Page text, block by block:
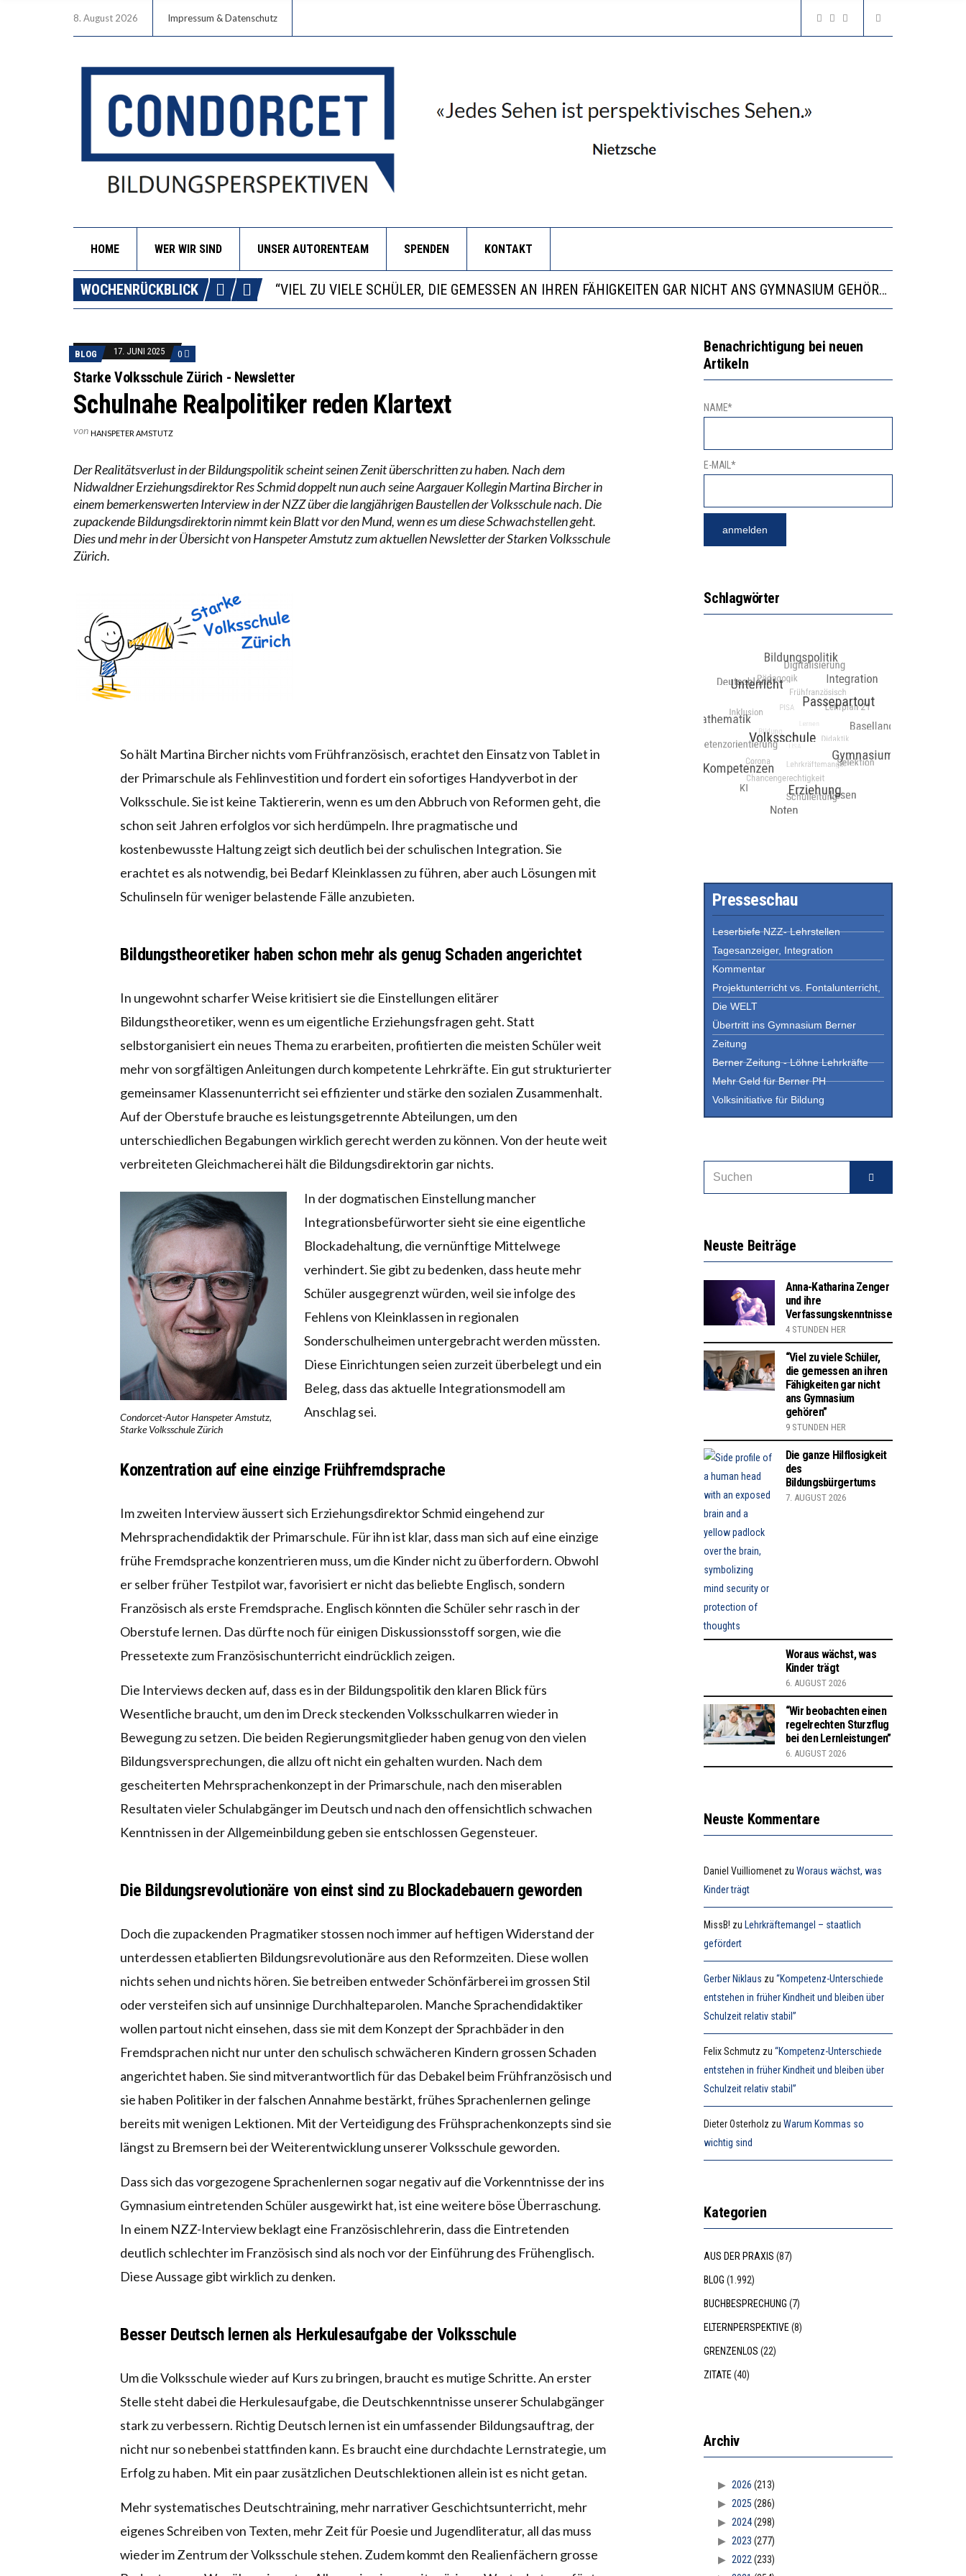
8. August 2026 Impressum & Datenschutz
HOME WER WIR SIND UNSER AUTORENTEAM SPENDEN KONTAKT
WOCHENRÜCKBLICK
“WIR BEOBACHTEN EINEN REGELRECHTEN STURZFLUG BEI DEN LERNLEISTUNGEN”
ANNA-KATHARINA ZENGER UND IHRE VERFASSUNGSKENNTNISSE
“VIEL ZU VIELE SCHÜLER, DIE GEMESSEN AN IHREN FÄHIGKEITEN GAR NICHT ANS GYMNASIUM GEHÖREN”
DIE GANZE HILFLOSIGKEIT DES BILDUNGSBÜRGERTUMS
“WIR BEOBACHTEN EINEN REGELRECHTEN STURZFLUG BEI DEN LERNLEISTUNGEN”
BLOG 17. JUNI 2025 0
Starke Volksschule Zürich - Newsletter
Schulnahe Realpolitiker reden Klartext
von HANSPETER AMSTUTZ
Der Realitätsverlust in der Bildungspolitik scheint seinen Zenit überschritten zu haben. Nach dem
Nidwaldner Erziehungsdirektor Res Schmid doppelt nun auch seine Aargauer Kollegin Martina Bircher in
einem bemerkenswerten Interview in der NZZ über die langjährigen Baustellen der Volksschule nach. Die
zupackende Bildungsdirektorin nimmt kein Blatt vor den Mund, wenn es um diese Schwachstellen geht.
Dies und mehr in der Übersicht von Hanspeter Amstutz zum aktuellen Newsletter der Starken Volksschule
Zürich.
So hält Martina Bircher nichts vom Frühfranzösisch, erachtet den Einsatz von Tablet in
der Primarschule als Fehlinvestition und fordert ein sofortiges Handyverbot in der
Volksschule. Sie ist keine Taktiererin, wenn es um den Abbruch von Reformen geht, die
schon seit Jahren erfolglos vor sich herdümpeln. Ihre pragmatische und
kostenbewusste Haltung zeigt sich deutlich bei der schulischen Integration. Sie
erachtet es als notwendig, bei Bedarf Kleinklassen zu führen, aber auch Lösungen mit
Schulinseln für weniger belastende Fälle anzubieten.
Bildungstheoretiker haben schon mehr als genug Schaden angerichtet
In ungewohnt scharfer Weise kritisiert sie die Einstellungen elitärer
Bildungstheoretiker, wenn es um eigentliche Erziehungsfragen geht. Statt
selbstorganisiert ein neues Thema zu erarbeiten, profitierten die meisten Schüler weit
mehr von sorgfältigen Anleitungen durch kompetente Lehrkräfte. Ein gut strukturierter
gemeinsamer Klassenunterricht sei effizienter und stärke den sozialen Zusammenhalt.
Auf der Oberstufe brauche es leistungsgetrennte Abteilungen, um den
unterschiedlichen Begabungen wirklich gerecht werden zu können. Von der heute weit
verbreiteten Gleichmacherei hält die Bildungsdirektorin gar nichts.
Condorcet-Autor Hanspeter Amstutz,
Starke Volksschule Zürich
In der dogmatischen Einstellung mancher
Integrationsbefürworter sieht sie eine eigentliche
Blockadehaltung, die vernünftige Mittelwege
verhindert. Sie gibt zu bedenken, dass heute mehr
Schüler ausgegrenzt würden, weil sie infolge des
Fehlens von Kleinklassen in regionalen
Sonderschulheimen untergebracht werden müssten.
Diese Einrichtungen seien zurzeit überbelegt und ein
Beleg, dass das aktuelle Integrationsmodell am
Anschlag sei.
Konzentration auf eine einzige Frühfremdsprache
Im zweiten Interview äussert sich Erziehungsdirektor Schmid eingehend zur
Mehrsprachendidaktik der Primarschule. Für ihn ist klar, dass man sich auf eine einzige
frühe Fremdsprache konzentrieren muss, um die Kinder nicht zu überfordern. Obwohl
er selber früher Testpilot war, favorisiert er nicht das beliebte Englisch, sondern
Französisch als erste Fremdsprache. Englisch könnten die Schüler sehr rasch in der
Oberstufe lernen. Das dürfte noch für einigen Diskussionsstoff sorgen, wie die
Pressetexte zum Französischunterricht eindrücklich zeigen.
Die Interviews decken auf, dass es in der Bildungspolitik den klaren Blick fürs
Wesentliche braucht, um den im Dreck steckenden Volksschulkarren wieder in
Bewegung zu setzen. Die beiden Regierungsmitglieder haben genug von den vielen
Bildungsversprechungen, die allzu oft nicht ein gehalten wurden. Nach dem
gescheiterten Mehrsprachenkonzept in der Primarschule, nach den miserablen
Resultaten vieler Schulabgänger im Deutsch und nach den offensichtlich schwachen
Kenntnissen in der Allgemeinbildung geben sie entschlossen Gegensteuer.
Die Bildungsrevolutionäre von einst sind zu Blockadebauern geworden
Doch die zupackenden Pragmatiker stossen noch immer auf heftigen Widerstand der
unterdessen etablierten Bildungsrevolutionäre aus den Reformzeiten. Diese wollen
nichts sehen und nichts hören. Sie betreiben entweder Schönfärberei im grossen Stil
oder versteifen sich auf unsinnige Durchhalteparolen. Manche Sprachendidaktiker
wollen partout nicht einsehen, dass sie mit dem Konzept der Sprachbäder in den
Fremdsprachen nicht nur unter den schulisch schwächeren Kindern grossen Schaden
angerichtet haben. Sie sind mitverantwortlich für das Debakel beim Frühfranzösisch und
sie haben Politiker in der falschen Annahme bestärkt, frühes Sprachenlernen gelinge
bereits mit wenigen Lektionen. Mit der Verteidigung des Frühsprachenkonzepts sind sie
längst zu Bremsern bei der Weiterentwicklung unserer Volksschule geworden.
Dass sich das vorgezogene Sprachenlernen sogar negativ auf die Vorkenntnisse der ins
Gymnasium eintretenden Schüler ausgewirkt hat, ist eine weitere böse Überraschung.
In einem NZZ-Interview beklagt eine Französischlehrerin, dass die Eintretenden
deutlich schlechter im Französisch sind als noch vor der Einführung des Frühenglisch.
Diese Aussage gibt wirklich zu denken.
Besser Deutsch lernen als Herkulesaufgabe der Volksschule
Um die Volksschule wieder auf Kurs zu bringen, braucht es mutige Schritte. An erster
Stelle steht dabei die Herkulesaufgabe, die Deutschkenntnisse unserer Schulabgänger
stark zu verbessern. Richtig Deutsch lernen ist ein umfassender Bildungsauftrag, der
nicht nur so nebenbei stattfinden kann. Es braucht eine durchdachte Lernstrategie, um
Erfolg zu haben. Mit ein paar zusätzlichen Deutschlektionen allein ist es nicht getan.
Mehr systematisches Deutschtraining, mehr narrativer Geschichtsunterricht, mehr
eigenes Schreiben von Texten, mehr Zeit für Poesie und Jugendliteratur, all das muss
wieder im Zentrum der Volksschule stehen. Zudem kommt den Realienfächern grosse
Benachrichtigung bei neuen
Artikeln
NAME*
E-MAIL*
Schlagwörter
Presseschau
Leserbiefe NZZ- Lehrstellen
Tagesanzeiger, Integration
Kommentar
Projektunterricht vs. Fontalunterricht,
Die WELT
Übertritt ins Gymnasium Berner
Zeitung
Berner Zeitung - Löhne Lehrkräfte
Mehr Geld für Berner PH
Volksinitiative für Bildung
Neuste Beiträge
Anna-Katharina Zenger
und ihre
Verfassungskenntnisse
4 STUNDEN HER
“Viel zu viele Schüler,
die gemessen an ihren
Fähigkeiten gar nicht
ans Gymnasium
gehören”
9 STUNDEN HER
Die ganze Hilflosigkeit
des
Bildungsbürgertums
7. AUGUST 2026
Woraus wächst, was
Kinder trägt
6. AUGUST 2026
“Wir beobachten einen
regelrechten Sturzflug
bei den Lernleistungen”
6. AUGUST 2026
Neuste Kommentare
Daniel Vuilliomenet zuWoraus wächst, was
Kinder trägt
MissB! zu Lehrkräftemangel – staatlich
gefördert
Gerber Niklaus zu“Kompetenz-Unterschiede
entstehen in früher Kindheit und bleiben über
Schulzeit relativ stabil”
Felix Schmutz zu“Kompetenz-Unterschiede
entstehen in früher Kindheit und bleiben über
Schulzeit relativ stabil”
Dieter Osterholz zuWarum Kommas so
wichtig sind
Kategorien
AUS DER PRAXIS (87)
BLOG (1.992)
BUCHBESPRECHUNG (7)
ELTERNPERSPEKTIVE(8)
GRENZENLOS (22)
ZITATE(40)
Archiv
2026 (213)
2025 (286)
2024(298)
2023 (277)
2022(233)